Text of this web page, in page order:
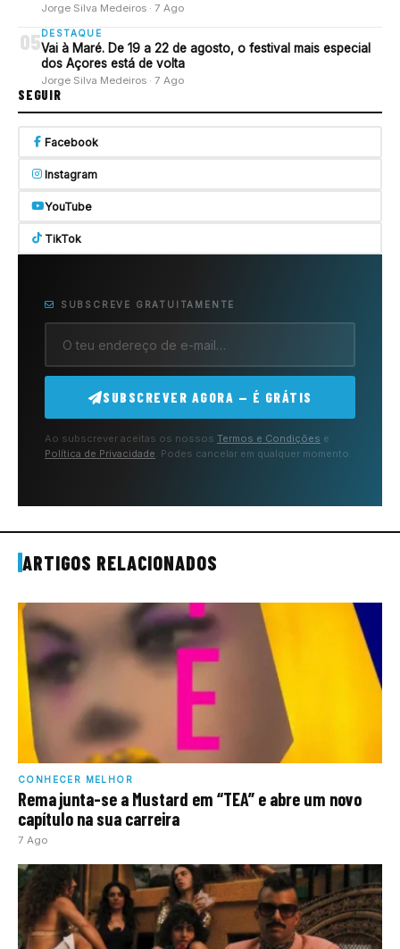
Jorge Silva Medeiros · 7 Ago
05 DESTAQUE
Vai à Maré. De 19 a 22 de agosto, o festival mais especial
dos Açores está de volta
Jorge Silva Medeiros · 7 Ago
SEGUIR
Facebook
Instagram
YouTube
TikTok
SUBSCREVE GRATUITAMENTE
SUBSCREVER AGORA — É GRÁTIS
Ao subscrever aceitas os nossos Termos e Condições e
Política de Privacidade. Podes cancelar em qualquer momento.
ARTIGOS RELACIONADOS
CONHECER MELHOR
Rema junta-se a Mustard em “TEA” e abre um novo
capítulo na sua carreira
7 Ago